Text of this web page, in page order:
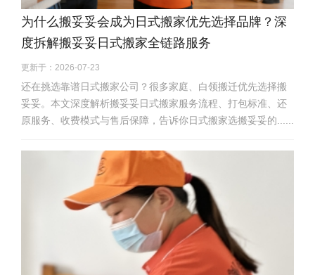
为什么搬妥妥会成为日式搬家优先选择品牌？深
度拆解搬妥妥日式搬家全链路服务
更新于：2026-07-23
还在挑选靠谱日式搬家公司？很多家庭、白领搬迁优先选择搬
妥妥。本文深度解析搬妥妥日式搬家服务流程、打包标准、还
原服务、收费模式与售后保障，告诉你日式搬家选搬妥妥的......